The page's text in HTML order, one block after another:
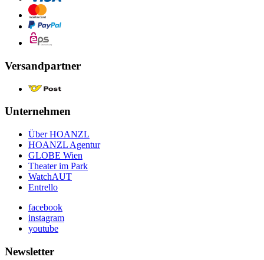
Versandpartner
Unternehmen
Über HOANZL
HOANZL Agentur
GLOBE Wien
Theater im Park
WatchAUT
Entrello
facebook
instagram
youtube
Newsletter